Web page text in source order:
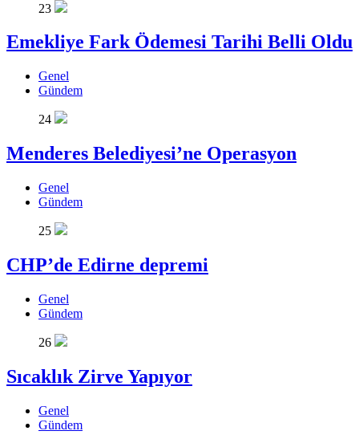
23
Emekliye Fark Ödemesi Tarihi Belli Oldu
Genel
Gündem
24
Menderes Belediyesi’ne Operasyon
Genel
Gündem
25
CHP’de Edirne depremi
Genel
Gündem
26
Sıcaklık Zirve Yapıyor
Genel
Gündem